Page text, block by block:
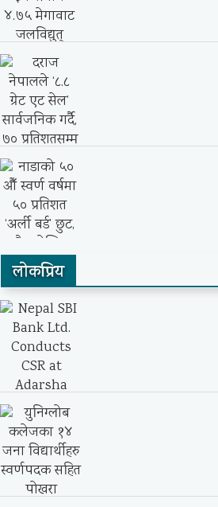
नेपाल बैंक र चितवन इनर्जीबीच ४.७५
जलविद्युत्...
दराज नेपालले ‘८.८ ग्रेट एट सेल’
गर्दै,...
नाडाको ५० औँ स्वर्ण वर्षमा ५० प्रतिशत
लाेकप्रिय